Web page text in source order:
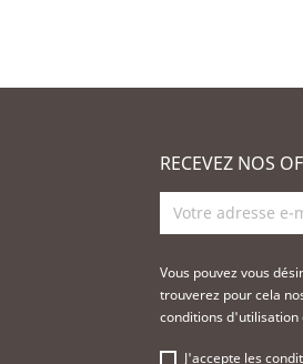
RECEVEZ NOS
Vous pouvez vous
trouverez pour cela
conditions d'utilisation
J'accepte les